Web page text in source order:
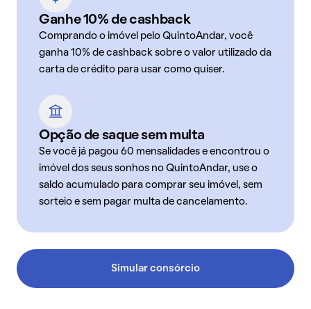
Ganhe 10% de cashback
Comprando o imóvel pelo QuintoAndar, você
ganha 10% de cashback sobre o valor utilizado da
carta de crédito para usar como quiser.
Opção de saque sem multa
Se você já pagou 60 mensalidades e encontrou o
imóvel dos seus sonhos no QuintoAndar, use o
saldo acumulado para comprar seu imóvel, sem
sorteio e sem pagar multa de cancelamento.
Simular consórcio